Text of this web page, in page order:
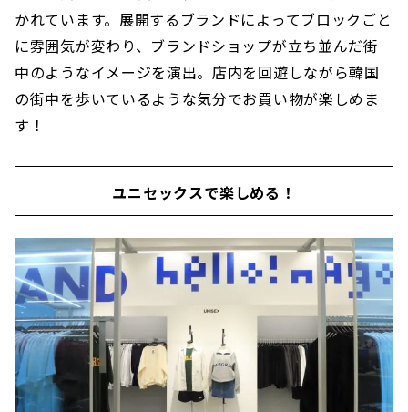
かれています。展開するブランドによってブロックごと
に雰囲気が変わり、ブランドショップが立ち並んだ街
中のようなイメージを演出。店内を回遊しながら韓国
の街中を歩いているような気分でお買い物が楽しめま
す！
ユニセックスで楽しめる！